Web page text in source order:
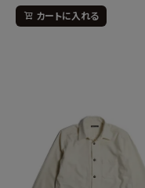
カートに入れる